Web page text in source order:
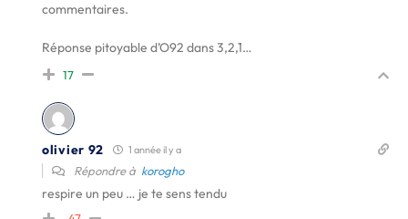
commentaires.
Réponse pitoyable d’O92 dans 3,2,1…
17
olivier 92 1 année il y a
Répondre à korogho
respire un peu … je te sens tendu